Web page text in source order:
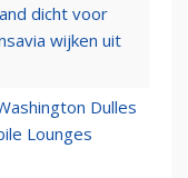
dicht voor
wijken uit
Dulles
Lounges